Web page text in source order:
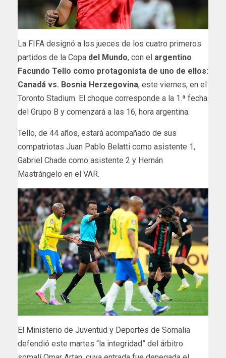
La FIFA designó a los jueces de los cuatro primeros
partidos de la Copa del Mundo, con el argentino
Facundo Tello como protagonista de uno de ellos:
Canadá vs. Bosnia Herzegovina, este viernes, en el
Toronto Stadium. El choque corresponde a la 1.ª fecha
del Grupo B y comenzará a las 16, hora argentina.
Tello, de 44 años, estará acompañado de sus
compatriotas Juan Pablo Belatti como asistente 1,
Gabriel Chade como asistente 2 y Hernán
Mastrángelo en el VAR.
El Ministerio de Juventud y Deportes de Somalia
defendió este martes “la integridad” del árbitro